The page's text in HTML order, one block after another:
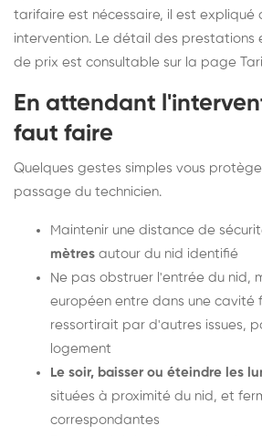
tarifaire est nécessaire, il est
intervention. Le détail des prestations
de prix est consultable sur la page
En attendant
faut faire
Quelques gestes simples vous
passage du technicien.
Maintenir une distance de
mètres autour du nid identifié
Ne pas obstruer l'entrée du nid,
européen entre dans une cavité
ressortirait par d'autres issues,
logement
Le soir, baisser ou éteindre les
situées à proximité du nid, et
correspondantes